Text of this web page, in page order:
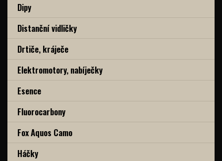
Dipy
Distanční vidličky
Drtiče, kráječe
Elektromotory, nabíječky
Esence
Fluorocarbony
Fox Aquos Camo
Háčky